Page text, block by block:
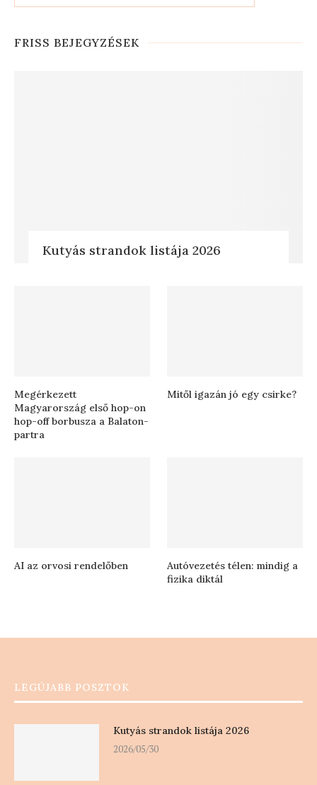
FRISS BEJEGYZÉSEK
Kutyás strandok listája 2026
Megérkezett
Magyarország első hop-on
hop-off borbusza a Balaton-
partra
Mitől igazán jó egy csirke?
AI az orvosi rendelőben
Autóvezetés télen: mindig a
fizika diktál
LEGÚJABB POSZTOK
Kutyás strandok listája 2026
2026/05/30